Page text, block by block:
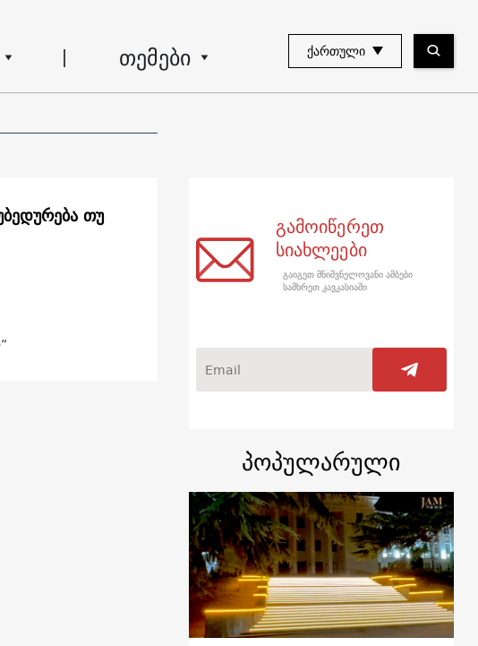
თემები ᲥᲐᲠᲗᲣᲚᲘ
თუ
გამოიწერეთ
სიახლეები
გაიგეთ მნიშვნელოვანი ამბები
სამხრეთ კავკასიაში
პოპულარული